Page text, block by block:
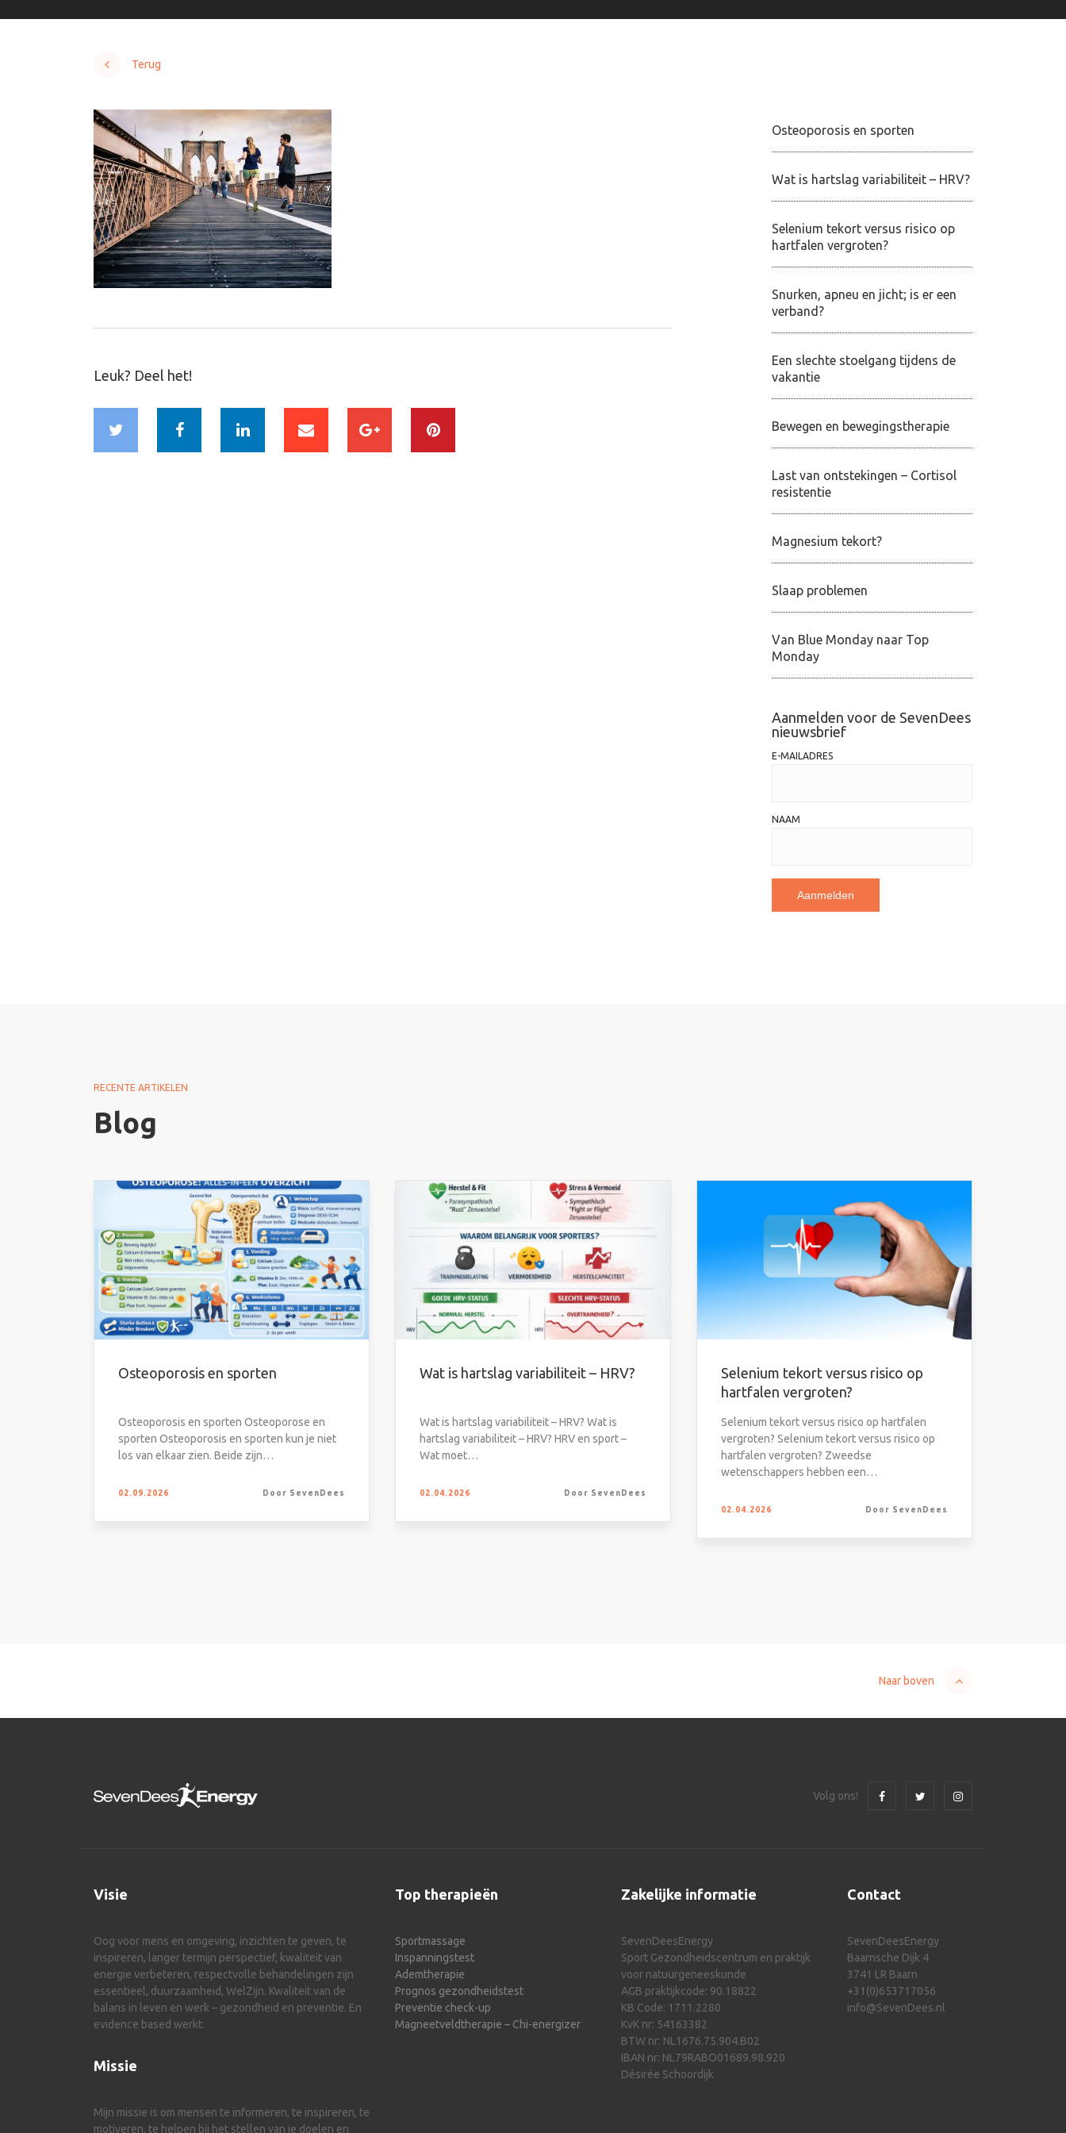
Terug
Leuk? Deel het!
Osteoporosis en sporten
Wat is hartslag variabiliteit – HRV?
Selenium tekort versus risico op
hartfalen vergroten?
Snurken, apneu en jicht; is er een
verband?
Een slechte stoelgang tijdens de
vakantie
Bewegen en bewegingstherapie
Last van ontstekingen – Cortisol
resistentie
Magnesium tekort?
Slaap problemen
Van Blue Monday naar Top
Monday
Aanmelden voor de SevenDees
nieuwsbrief
E-MAILADRES
NAAM
RECENTE ARTIKELEN
Blog
Osteoporosis en sporten
Osteoporosis en sporten Osteoporose en
sporten Osteoporosis en sporten kun je niet
los van elkaar zien. Beide zijn…
02.09.2026 Door SevenDees
Wat is hartslag variabiliteit – HRV?
Wat is hartslag variabiliteit – HRV? Wat is
hartslag variabiliteit – HRV? HRV en sport –
Wat moet…
02.04.2026 Door SevenDees
Selenium tekort versus risico op
hartfalen vergroten?
Selenium tekort versus risico op hartfalen
vergroten? Selenium tekort versus risico op
hartfalen vergroten? Zweedse
wetenschappers hebben een…
02.04.2026 Door SevenDees
Naar boven
Volg ons!
Visie
Oog voor mens en omgeving, inzichten te geven, te
inspireren, langer termijn perspectief, kwaliteit van
energie verbeteren, respectvolle behandelingen zijn
essentieel, duurzaamheid, WelZijn. Kwaliteit van de
balans in leven en werk – gezondheid en preventie. En
evidence based werkt.
Missie
Mijn missie is om mensen te informeren, te inspireren, te
motiveren, te helpen bij het stellen van je doelen en
Top therapieën
Sportmassage
Inspanningstest
Ademtherapie
Prognos gezondheidstest
Preventie check-up
Magneetveldtherapie – Chi-energizer
Zakelijke informatie
SevenDeesEnergy
Sport Gezondheidscentrum en praktijk
voor natuurgeneeskunde
AGB praktijkcode: 90.18822
KB Code: 1711.2280
KvK nr: 54163382
BTW nr: NL1676.75.904.B02
IBAN nr: NL79RABO01689.98.920
Désirée Schoordijk
Contact
SevenDeesEnergy
Baarnsche Dijk 4
3741 LR Baarn
+31(0)653717056
info@SevenDees.nl